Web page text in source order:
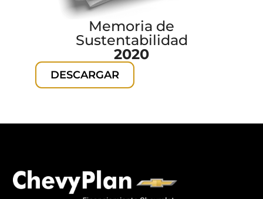
Memoria de
Sustentabilidad
2020
DESCARGAR